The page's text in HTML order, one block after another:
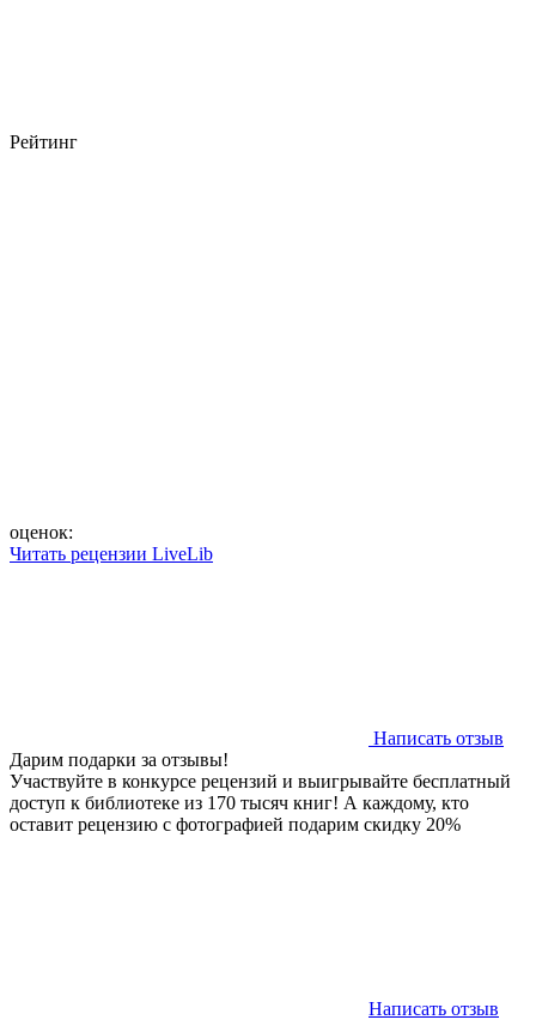
Рейтинг
оценок:
Читать рецензии LiveLib
Написать отзыв
Дарим подарки за отзывы!
Участвуйте в конкурсе рецензий и выигрывайте бесплатный
доступ к библиотеке из 170 тысяч книг! А каждому, кто
оставит рецензию с фотографией подарим скидку 20%
Написать отзыв